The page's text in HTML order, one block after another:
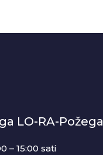
LO-RA-Požega
– 15:00 sati